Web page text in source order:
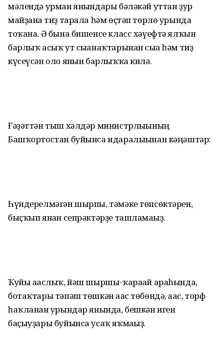
мәлендә урман янғындары бәләкәй уттан ҙур
майҙанға тиҙ тарала һәм өҫтәп төрлө урында
тоҡана. Ә бына бишенсе класс хәүефтә ялҡын
барлыҡ асыҡ ут сығанаҡтарынан сыға һәм тиҙ
күсеүсән оло янғын барлыҡҡа килә.
Ғәҙәттән тыш хәлдәр министрлығының
Башҡортостан буйынса идаралығынан кәңәштәр:
Һүндерелмәгән шырпы, тәмәке төпсөктәрен,
быҫҡып янған сепрәктәрҙе ташламағыҙ.
Ҡуйы ағаслыҡ, йәш шыршы-ҡарағай араһында,
ботаҡтары тәпәш төшкән ағас төбөндә, ағас, торф
һаҡланған урындар янында, бешкән иген
баҫыуҙары буйынса усаҡ яҡмағыҙ.